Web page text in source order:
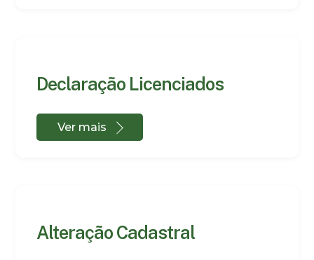
Declaração Licenciados
Ver mais
Alteração Cadastral